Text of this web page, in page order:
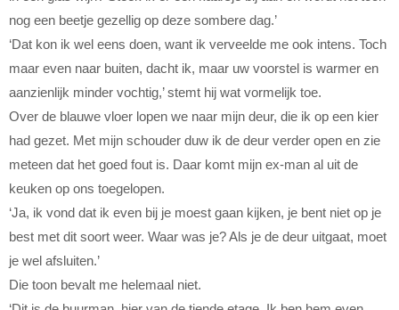
nog een beetje gezellig op deze sombere dag.’
‘Dat kon ik wel eens doen, want ik verveelde me ook intens. Toch
maar even naar buiten, dacht ik, maar uw voorstel is warmer en
aanzienlijk minder vochtig,’ stemt hij wat vormelijk toe.
Over de blauwe vloer lopen we naar mijn deur, die ik op een kier
had gezet. Met mijn schouder duw ik de deur verder open en zie
meteen dat het goed fout is. Daar komt mijn ex-man al uit de
keuken op ons toegelopen.
‘Ja, ik vond dat ik even bij je moest gaan kijken, je bent niet op je
best met dit soort weer. Waar was je? Als je de deur uitgaat, moet
je wel afsluiten.’
Die toon bevalt me helemaal niet.